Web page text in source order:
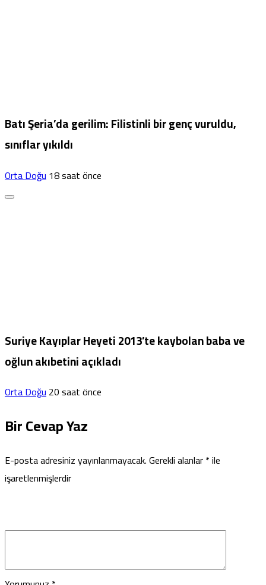
Batı Şeria’da gerilim: Filistinli bir genç vuruldu,
sınıflar yıkıldı
Orta Doğu18 saat önce
Suriye Kayıplar Heyeti 2013’te kaybolan baba ve
oğlun akıbetini açıkladı
Orta Doğu20 saat önce
Bir Cevap Yaz
E-posta adresiniz yayınlanmayacak.Gerekli alanlar*ile
işaretlenmişlerdir